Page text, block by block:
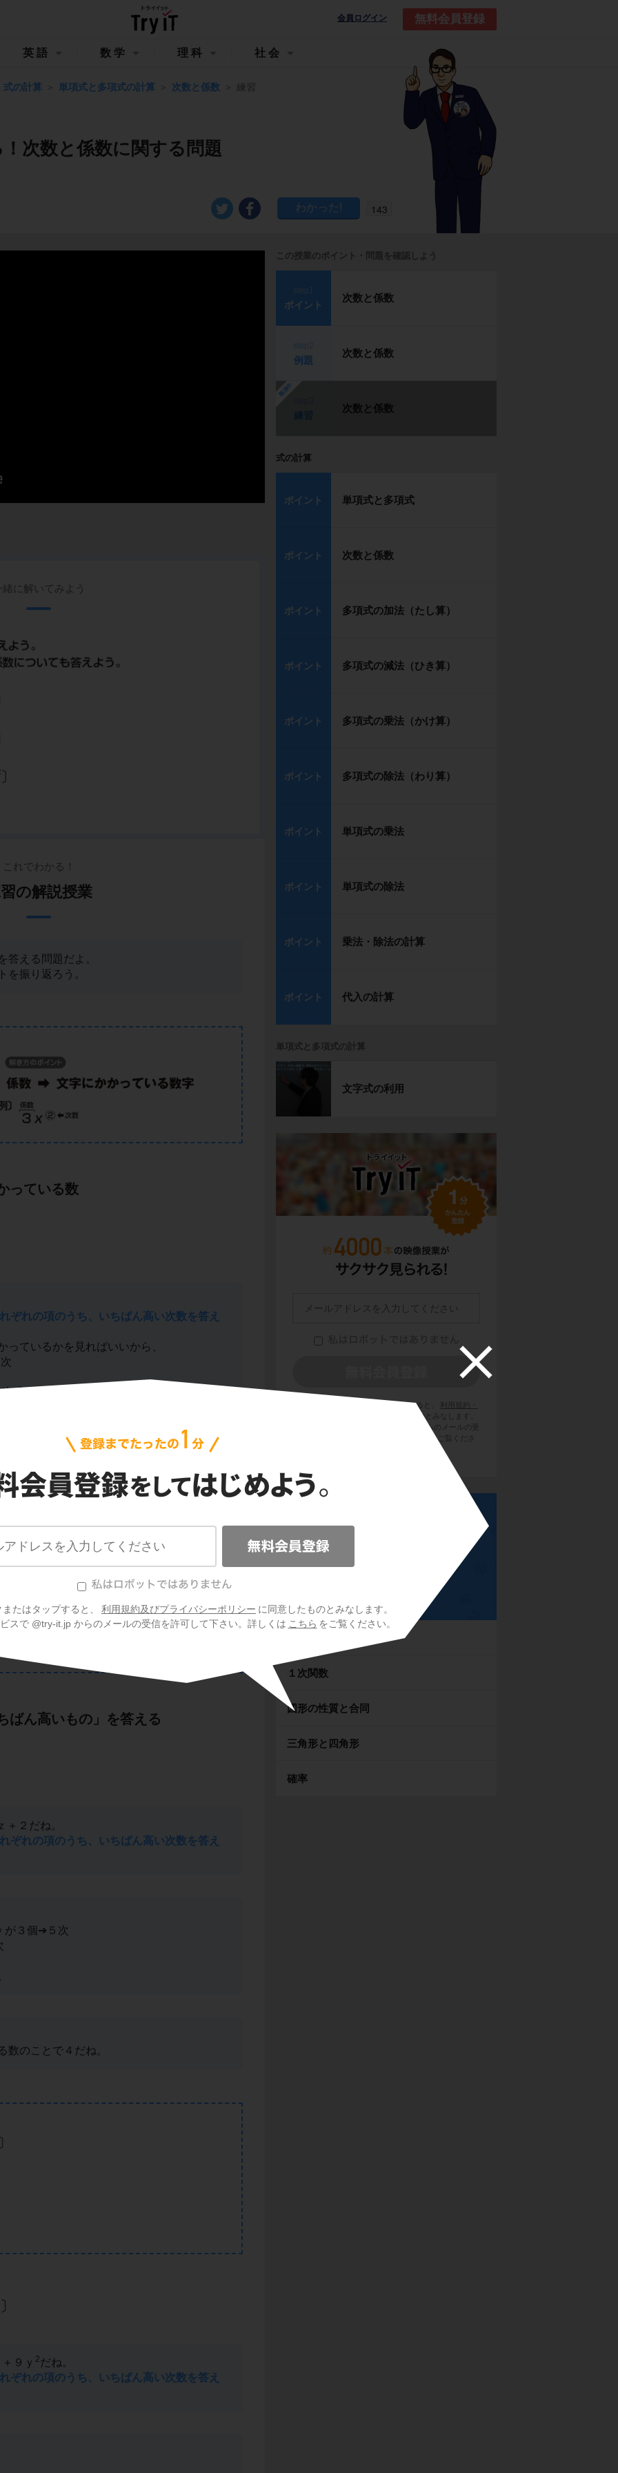
会員ログイン 無料会員登録
たはタップすると、 利用規約及びプライバシーポリシー に同意したものとみなします。
スで @try-it.jp からのメールの受信を許可して下さい。詳しくは こちら をご覧ください。
英語 数学 理科 社会
式の計算 単項式と多項式の計算 次数と係数 練習
次数と係数に関する問題
143
緒に解いてみよう
これでわかる！
の解説授業
答える問題だよ。
を振り返ろう。
っている数
ぞれの項のうち、いちばん高い次数を答え
っているかを見ればいいから、
式
だね。
ばん高いもの」を答える
＋２だね。
ぞれの項のうち、いちばん高い次数を答え
が３個➔５次
数のことで４だね。
９ｙ 2だね。
ぞれの項のうち、いちばん高い次数を答え
この授業のポイント・問題を確認しよう
ポイント
次数と係数
例題
次数と係数
勉強中
次数と係数
式の計算
ポイント 単項式と多項式
ポイント 次数と係数
ポイント 多項式の加法（たし算）
ポイント 多項式の減法（ひき算）
ポイント 多項式の乗法（かけ算）
ポイント 多項式の除法（わり算）
ポイント 単項式の乗法
ポイント 単項式の除法
ポイント 乗法・除法の計算
ポイント 代入の計算
単項式と多項式の計算
文字式の利用
会員登録をクリックまたはタップすると、
利用規約・
に同意したものとみなします。
ご利用のメールサービスで @try-it.jp からのメールの受
をご覧くださ
１次関数
図形の性質と合同
三角形と四角形
確率